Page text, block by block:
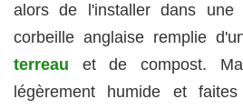
alors de l'installer dans une
corbeille anglaise remplie
terreau et de compost.
légèrement humide et